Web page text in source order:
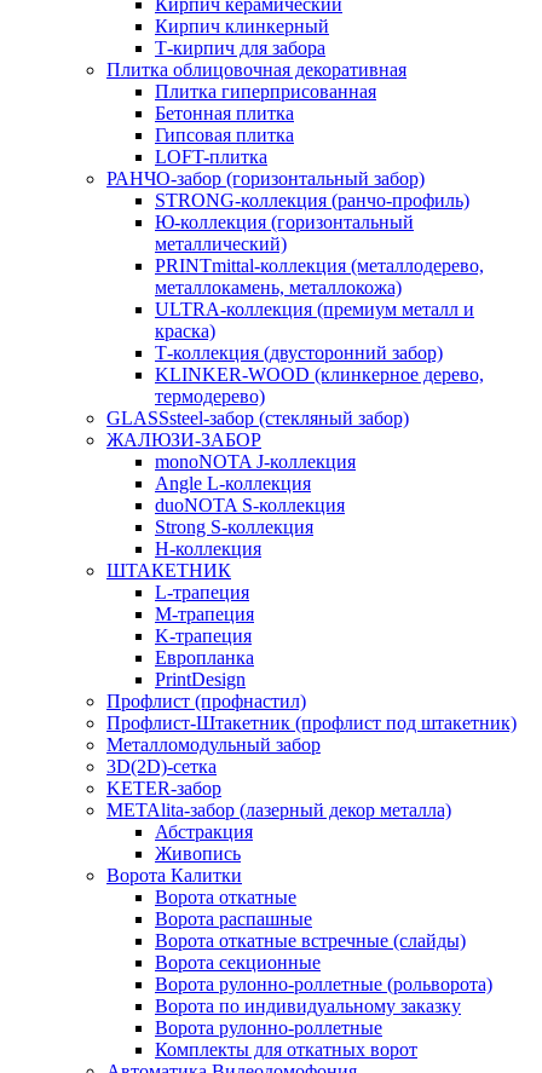
Кирпич керамический
Кирпич клинкерный
Т-кирпич для забора
Плитка облицовочная декоративная
Плитка гиперприсованная
Бетонная плитка
Гипсовая плитка
LOFT-плитка
РАНЧО-забор (горизонтальный забор)
STRONG-коллекция (ранчо-профиль)
Ю-коллекция (горизонтальный
металлический)
PRINTmittal-коллекция (металлодерево,
металлокамень, металлокожа)
ULTRA-коллекция (премиум металл и
краска)
Т-коллекция (двусторонний забор)
KLINKER-WOOD (клинкерное дерево,
термодерево)
GLASSsteel-забор (стекляный забор)
ЖАЛЮЗИ-ЗАБОР
monoNOTA J-коллекция
Angle L-коллекция
duoNOTA S-коллекция
Strong S-коллекция
H-коллекция
ШТАКЕТНИК
L-трапеция
M-трапеция
K-трапеция
Европланка
PrintDesign
Профлист (профнастил)
Профлист-Штакетник (профлист под штакетник)
Металломодульный забор
3D(2D)-сетка
KETER-забор
METAlita-забор (лазерный декор металла)
Абстракция
Живопись
Ворота Калитки
Ворота откатные
Ворота распашные
Ворота откатные встречные (слайды)
Ворота секционные
Ворота рулонно-роллетные (рольворота)
Ворота по индивидуальному заказку
Ворота рулонно-роллетные
Комплекты для откатных ворот